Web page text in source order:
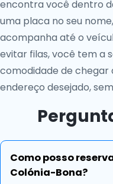
encontra você dentro
uma placa no seu
acompanha até o
evitar filas, você tem a
comodidade de
endereço desejado,
Como posso
Colónia-Bona?